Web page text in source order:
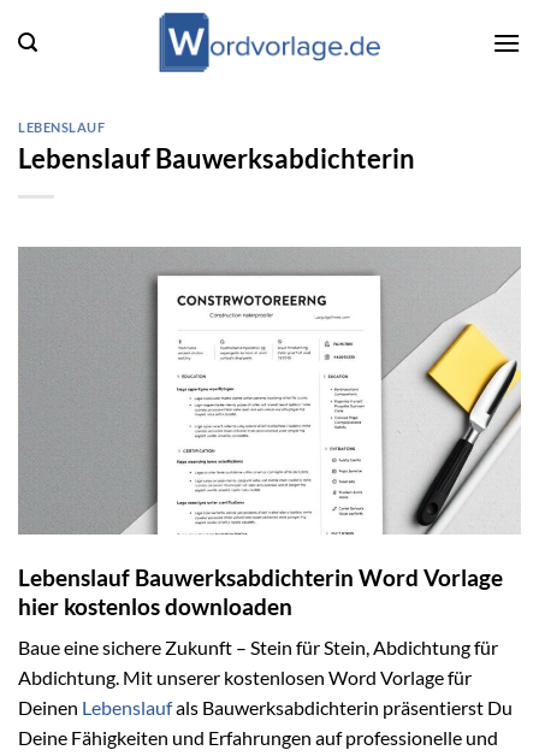
Inhalt
LEBENSLAUF
Lebenslauf Bauwerksabdichterin
Lebenslauf Bauwerksabdichterin Word Vorlage
hier kostenlos downloaden
Baue eine sichere Zukunft – Stein für Stein, Abdichtung für
Abdichtung. Mit unserer kostenlosen Word Vorlage für
Deinen Lebenslaufals Bauwerksabdichterin präsentierst Du
Deine Fähigkeiten und Erfahrungen auf professionelle und